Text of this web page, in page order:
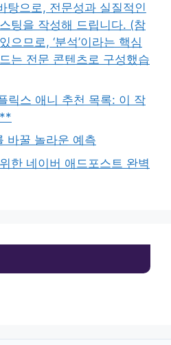
탕으로, 전문성과 실질적인
팅을 작성해 드립니다. (참
으므로, ‘분석’이라는 핵심
는 전문 콘텐츠로 구성했습
릭스 애니 추천 목록: 이 작
바꿀 놀라운 예측
한 네이버 애드포스트 완벽